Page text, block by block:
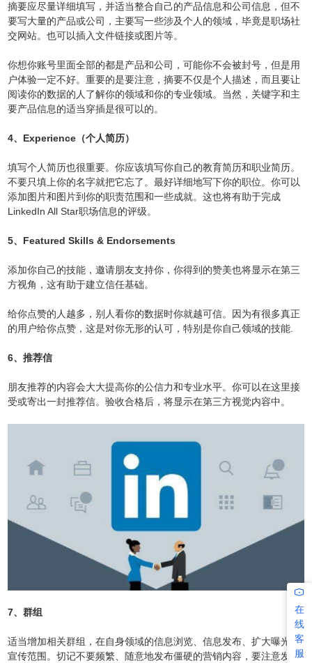
摘要应尽量详细填写，并适当整合自己的产品信息和公司信息，但不
要写大量的产品或公司，主要写一些涉及个人的领域，毕竟是职场社
交网站。也可以插入文件链接或图片等。
你想你账号里面全部的都是产品和公司，可能你不会被封号，但是用
户体验一定不好。重要的是要注意，摘要不仅是个人描述，而且要让
阅读你的数据的人了解你的领域和你的专业领域。当然，关键字和主
要产品信息的适当穿插是很可以的。
4、Experience（个人简历）
填写个人简历也很重要。你应该填写你自己的教育简历和职业简历。
不要只填上你的名字就把它忘了。最好详细地写下你的职位。你可以
添加图片和图片到你的职责范围和一些成就。这也将有助于完成
LinkedIn All Star职场信息的评级。
5、Featured Skills & Endorsements
添加你自己的技能，邀请朋友支持你，你得到的赞美也将显示在第三
方视角，这有助于建立信任基础。
给你点赞的人越多，别人看你的数据时你就越可信。因为有很多真正
的用户给你点赞，这是对你无形的认可，特别是你自己领域的技能.
6、推荐信
朋友推荐的内容会大大提高你的公信力和专业水平。你可以在这里接
受或寄出一封推荐信。验收合格后，将显示在第三方视觉内容中。
7、群组
适当增加相关群组，在自身领域的信息浏览、信息发布、扩大曝光和
宣传范围。切记不要频繁、随意地发布僵硬的营销内容，要注意发布
在
线
客
服